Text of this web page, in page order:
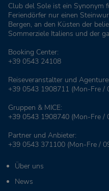
Club del Sole ist ein Synonym
Feriendörfer nur einen
Bergen, an den Küsten der
Sommerziele Italiens und der
Booking Center:
+39 0543 24108
Reiseveranstalter und
+39 0543 1908711 (Mon-Fre /
Gruppen & MICE:
+39 0543 1908740 (Mon-Fre /
Partner und Anbieter:
+39 0543 371100 (Mon-Fre /
Über uns
News